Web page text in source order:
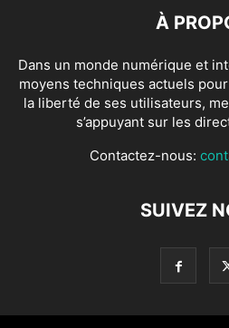
À
Dans un monde numérique et
moyens techniques actuels
la liberté de ses utilisateurs,
s’appuyant sur les
Contactez-nous:
SUIVEZ